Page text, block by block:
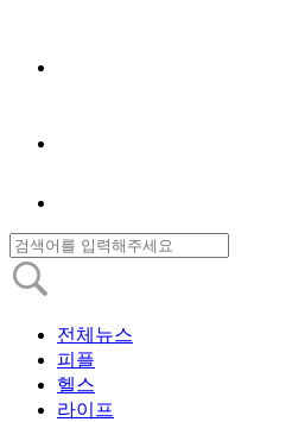
전체뉴스
피플
헬스
라이프